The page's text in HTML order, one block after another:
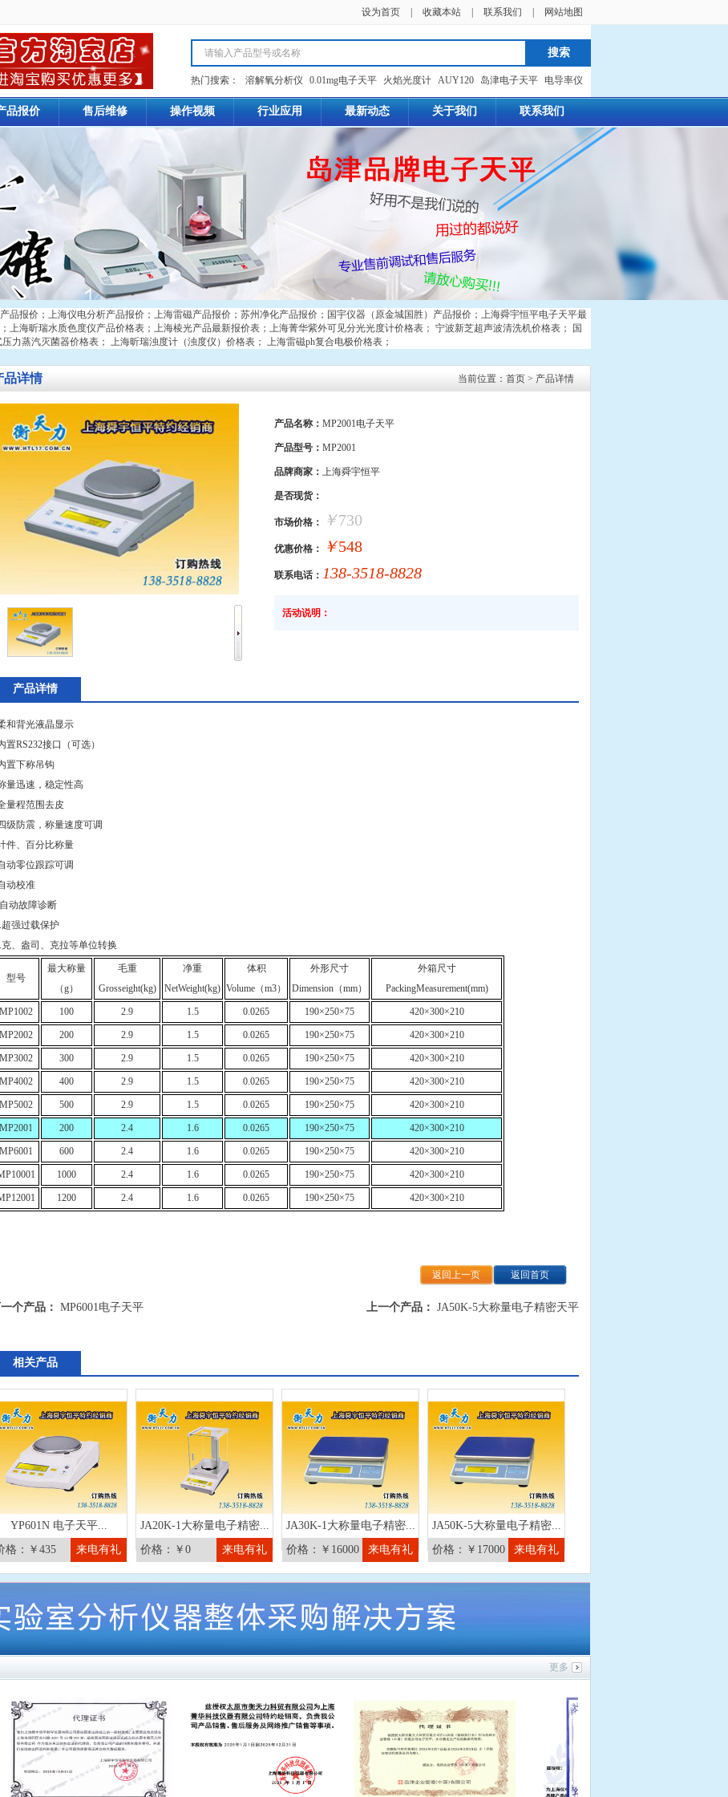
设为首页 收藏本站 联系我们 网站地图
热门搜索： 溶解氧分析仪 0.01mg电子天平 火焰光度计 AUY120 岛津电子天平 电导率仪
品报价 售后维修 操作视频 行业应用 最新动态 关于我们 联系我们
品报价； 上海仪电分析产品报价； 上海雷磁产品报价； 苏州净化产品报价； 国宇仪器（原金城国胜）产品报价； 上海舜宇恒平电子天平最
； 上海昕瑞水质色度仪产品价格表； 上海棱光产品最新报价表； 上海菁华紫外可见分光光度计价格表； 宁波新芝超声波清洗机价格表；
国
力蒸汽灭菌器价格表； 上海昕瑞浊度计（浊度仪）价格表； 上海雷磁ph复合电极价格表；
当前位置： 首页> 产品详情
品详情
产品名称： MP2001电子天平
产品型号： MP2001
品牌商家： 上海舜宇恒平
是否现货：
市场价格： ￥730
优惠价格： ￥548
联系电话： 138-3518-8828
活动说明：
产品详情
和背光液晶显示
置RS232接口（可选）
置下称吊钩
量迅速，稳定性高
量程范围去皮
级防震，称量速度可调
件、百分比称量
动零位跟踪可调
动校准
动故障诊断
超强过载保护
克、盎司、克拉等单位转换
型号
最大称量
（g）
毛重
Grosseight(kg)
净重
NetWeight(kg)
体积
Volume（m3）
外形尺寸
Dimension（mm）
外箱尺寸
PackingMeasurement(mm)
MP1002 100 2.9 1.5 0.0265 190×250×75 420×300×210
MP2002 200 2.9 1.5 0.0265 190×250×75 420×300×210
MP3002 300 2.9 1.5 0.0265 190×250×75 420×300×210
MP4002 400 2.9 1.5 0.0265 190×250×75 420×300×210
MP5002 500 2.9 1.5 0.0265 190×250×75 420×300×210
MP2001 200 2.4 1.6 0.0265 190×250×75 420×300×210
MP6001 600 2.4 1.6 0.0265 190×250×75 420×300×210
1000 2.4 1.6 0.0265 190×250×75 420×300×210
1200 2.4 1.6 0.0265 190×250×75 420×300×210
返回首页
返回上一页
上一个产品： JA50K-5大称量电子精密天平
个产品： MP6001电子天平
相关产品
YP601N 电子天平...
来电有礼
格：￥435
JA20K-1大称量电子精密...
来电有礼
价格：￥0
JA30K-1大称量电子精密...
来电有礼
价格：￥16000
JA50K-5大称量电子精密...
来电有礼
价格：￥17000
更多